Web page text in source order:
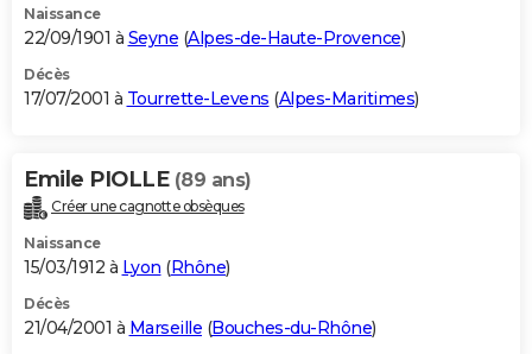
Naissance
22/09/1901 à Seyne (Alpes-de-Haute-Provence)
Décès
17/07/2001 à Tourrette-Levens (Alpes-Maritimes)
Emile PIOLLE (89 ans)
Créer une cagnotte obsèques
Naissance
15/03/1912 à Lyon (Rhône)
Décès
21/04/2001 à Marseille (Bouches-du-Rhône)